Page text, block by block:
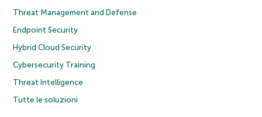
Threat Management and Defense
Endpoint Security
Hybrid Cloud Security
Cybersecurity Training
Threat Intelligence
Tutte le soluzioni